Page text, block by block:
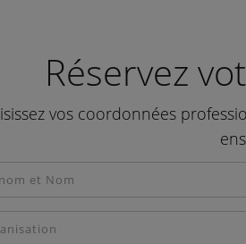
Réservez
vos coordonnées